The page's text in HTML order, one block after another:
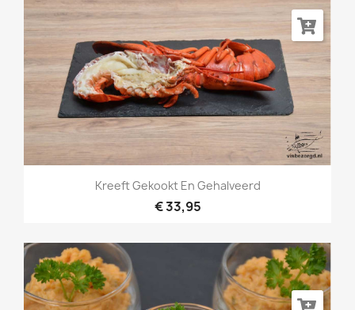
Kreeft Gekookt En Gehalveerd
€ 33,95